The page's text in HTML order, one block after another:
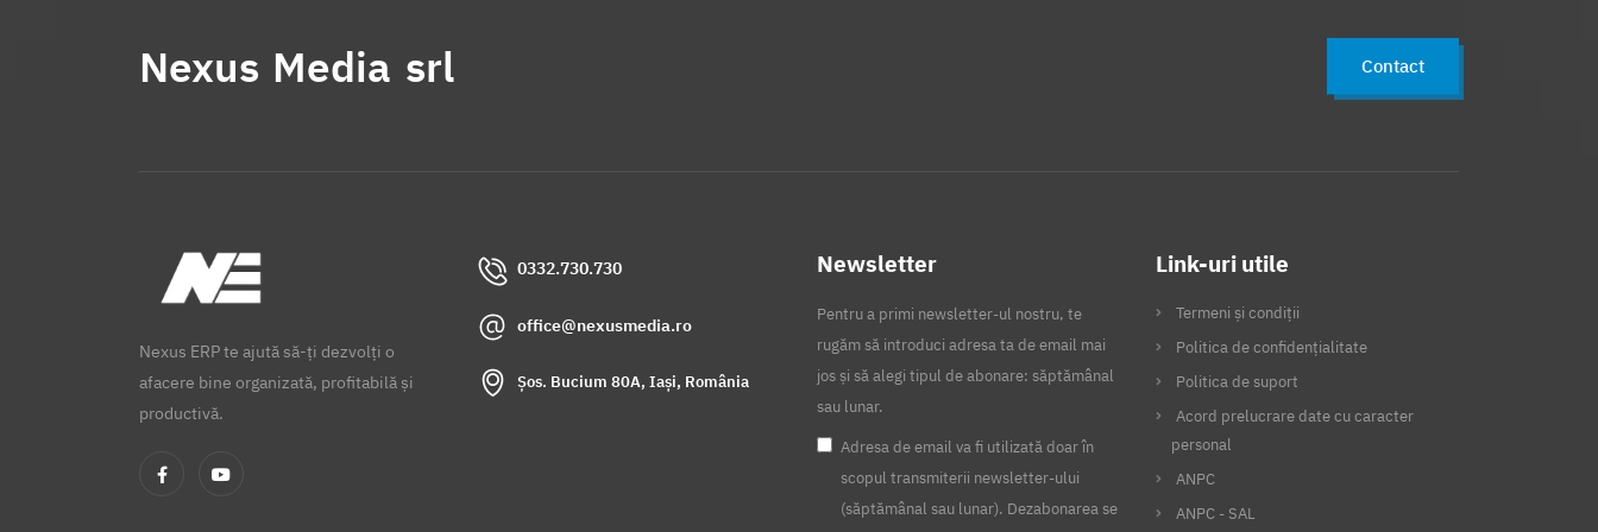
Vector fiscal
Declaratia 390
Securitate Spv
Intreprinzator privat
Semnatura electronica
Succes Afacere
Tichete masa
Nexus Media srl Contact
Nexus ERP te ajută să-ți dezvolți o
afacere bine organizată, profitabilă și
productivă.
0332.730.730
office@nexusmedia.ro
Șos. Bucium 80A, Iași, România
Newsletter
Pentru a primi newsletter-ul nostru, te
rugăm să introduci adresa ta de email mai
jos și să alegi tipul de abonare: săptămânal
sau lunar.
Adresa de email va fi utilizată doar în
scopul transmiterii newsletter-ului
(săptămânal sau lunar). Dezabonarea se
Link-uri utile
Termeni și condiții
Politica de confidențialitate
Politica de suport
Acord prelucrare date cu caracter
personal
ANPC
ANPC - SAL